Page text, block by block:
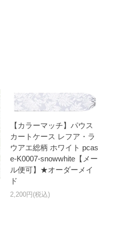
【カラーマッチ】パウス
カートケース レフア・ラ
ウアエ総柄 ホワイト pcas
e-K0007-snowwhite【メー
ル便可】★オーダーメイ
ド
2,200円(税込)